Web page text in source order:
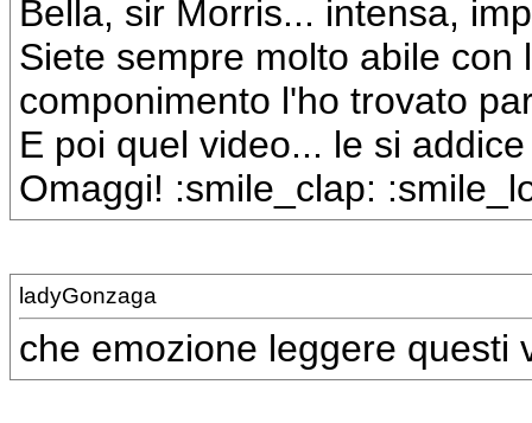
Bella, sir Morris... intensa,
Siete sempre molto abile
componimento l'ho trovato
E poi quel video... le si
Omaggi! :smile_clap:
ladyGonzaga
che emozione leggere questi